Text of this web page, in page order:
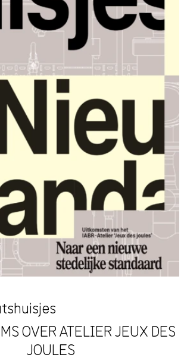
OVER ATELIER JEUX DES
JOULES